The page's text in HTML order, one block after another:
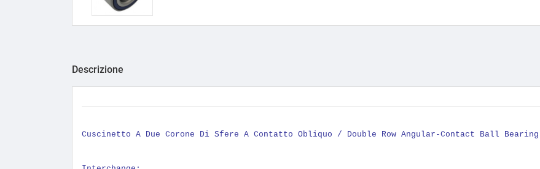
Descrizione
Cuscinetto A Due Corone Di Sfere A Contatto Obliquo / Double Row Angular-Contact Ball Bearing